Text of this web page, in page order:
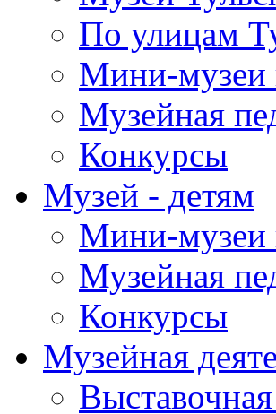
По улицам
Мини-музеи
Музейная
Конкурсы
Музей - детям
Мини-музеи
Музейная
Конкурсы
Музейная